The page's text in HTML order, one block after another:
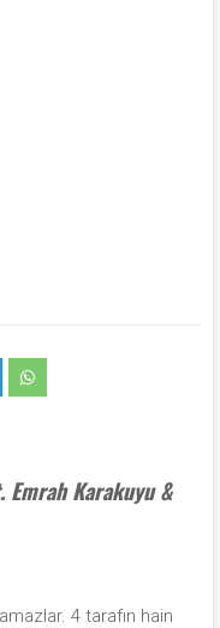
Emrah Karakuyu &
4 tarafın hain